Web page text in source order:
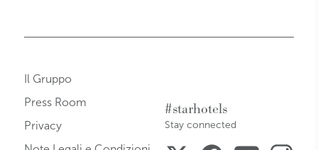
#starhotels
Stay connected
Il Gruppo
Press Room
Privacy